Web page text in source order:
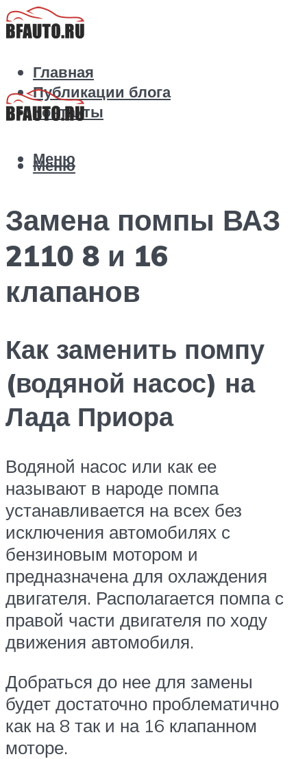
Главная
Публикации блога
Контакты
Меню
Меню
Замена помпы ВАЗ
2110 8 и 16
клапанов
Как заменить помпу
(водяной насос) на
Лада Приора
Водяной насос или как ее
называют в народе помпа
устанавливается на всех без
исключения автомобилях с
бензиновым мотором и
предназначена для охлаждения
двигателя. Располагается помпа с
правой части двигателя по ходу
движения автомобиля.
Добраться до нее для замены
будет достаточно проблематично
как на 8 так и на 16 клапанном
моторе.